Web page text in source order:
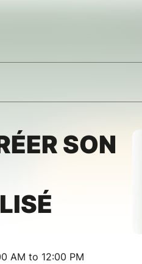
SON
AM to 12:00 PM